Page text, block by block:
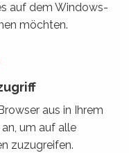
auf dem Windows-
möchten.
aus in Ihrem
um auf alle
zuzugreifen.